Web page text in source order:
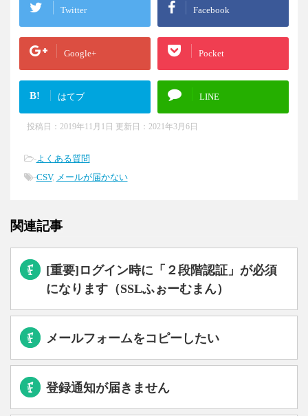
Twitter Facebook
Google+ Pocket
B! はてブ LINE
投稿日：2019年11月1日 更新日： 2021年3月6日
-よくある質問
-CSV, メールが届かない
関連記事
[重要]ログイン時に「２段階認証」が必須
になります（SSLふぉーむまん）
メールフォームをコピーしたい
登録通知が届きません